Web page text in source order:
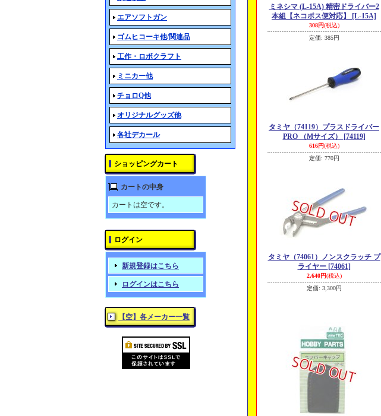
エアソフトガン
ゴムヒコーキ他/関連品
工作・ロボクラフト
ミニカー他
チョロQ他
オリジナルグッズ他
各社デカール
ショッピングカート
カートの中身
カートは空です。
ログイン
新規登録はこちら
ログインはこちら
【空】各メーカー一覧
ミネシマ (L-15A) 精密ドライバー2
本組【ネコポス便対応】
[L-15A]
308円(税込)
定価: 385円
タミヤ（74119）プラスドライバー
PRO （Mサイズ）
[74119]
616円(税込)
定価: 770円
タミヤ（74061）ノンスクラッチ プ
ライヤー [74061]
2,640円(税込)
定価: 3,300円